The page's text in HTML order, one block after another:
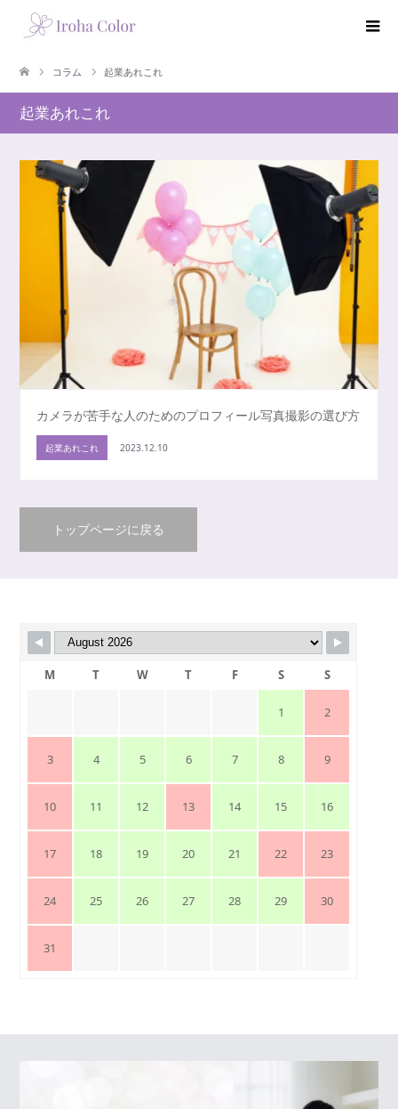
コラム 起業あれこれ
起業あれこれ
カメラが苦手な人のためのプロフィール写真撮影の選び方
起業あれこれ 2023.12.10
トップページに戻る
M T W T F S S
1 2
3 4 5 6 7 8 9
10 11 12 13 14 15 16
17 18 19 20 21 22 23
24 25 26 27 28 29 30
31